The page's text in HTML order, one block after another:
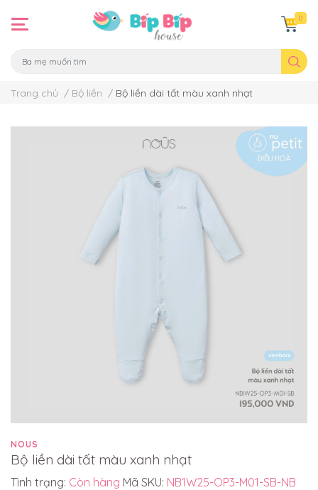
0
Trang chủ / Bộ liền / Bộ liền dài tất màu xanh nhạt
NOUS
Bộ liền dài tất màu xanh nhạt
Tình trạng: Còn hàng Mã SKU: NB1W25-OP3-M01-SB-NB